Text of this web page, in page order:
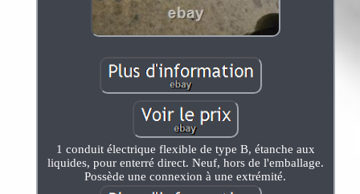
1 conduit électrique flexible de type B, étanche aux
liquides, pour enterré direct. Neuf, hors de l'emballage.
Possède une connexion à une extrémité.